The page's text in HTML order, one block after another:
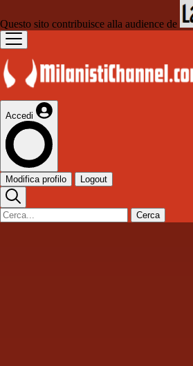
Questo sito contribuisce alla audience de
Accedi
Modifica profilo Logout
Cerca